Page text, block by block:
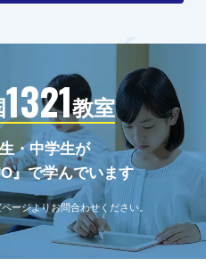
1321教室
・中学生が
』で学んでいます
ージよりお問合わせください。